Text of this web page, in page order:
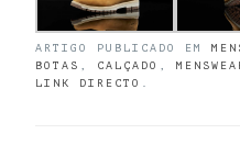
ARTIGO PUBLICADO EM
BOTAS
CALÇADO
LINK DIRECTO